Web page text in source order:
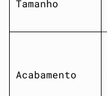
Tamanho
Acabamento